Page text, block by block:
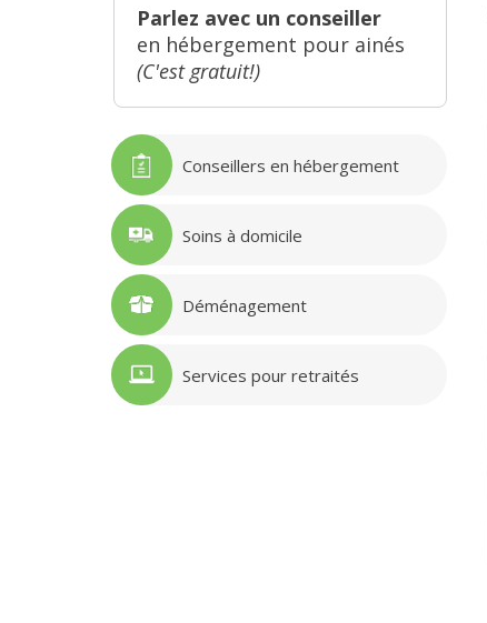
Parlez avec un conseiller
en hébergement pour ainés
(C'est gratuit!)
Conseillers en hébergement
Soins à domicile
Déménagement
Services pour retraités